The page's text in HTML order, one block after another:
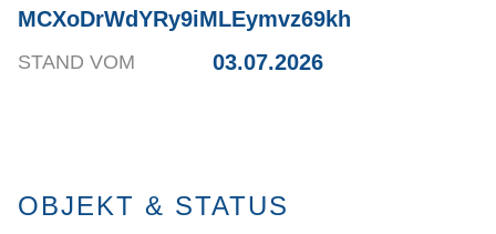
MCXoDrWdYRy9iMLEymvz69kh
STAND VOM 03.07.2026
OBJEKT & STATUS